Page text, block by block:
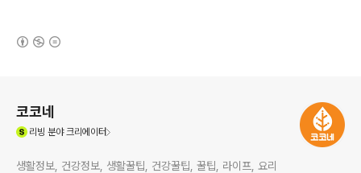
코코네
리빙 분야 크리에이터
생활정보, 건강정보, 생활꿀팁, 건강꿀팁, 꿀팁, 라이프, 요리